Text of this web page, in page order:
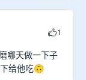
1
哪天做一下子
给他吃🙃